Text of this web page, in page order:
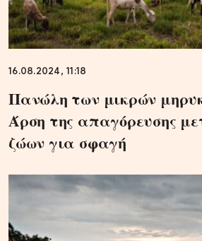
16.08.2024, 11:18
Πανώλη των μικρών
Άρση της απαγόρευσης
ζώων για σφαγή